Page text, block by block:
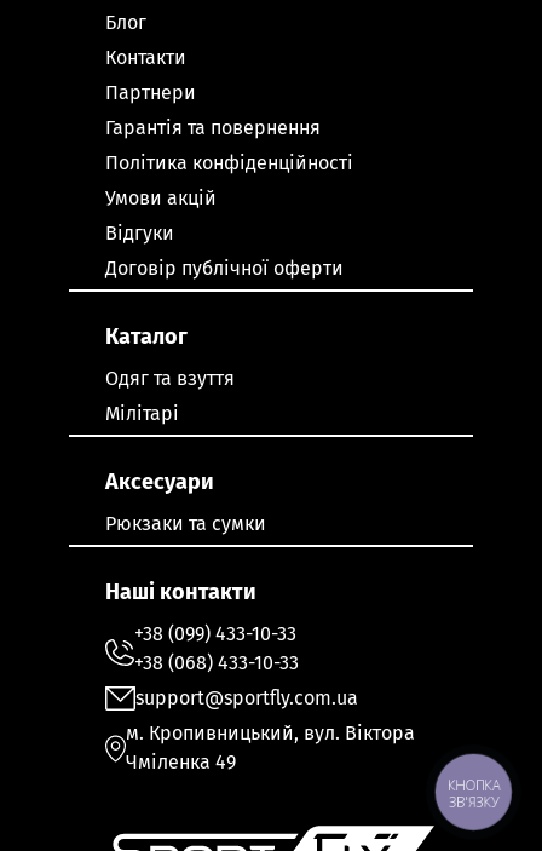
Блог
Контакти
Партнери
Гарантія та повернення
Політика конфіденційності
Умови акцій
Відгуки
Договір публічної оферти
Каталог
Одяг та взуття
Мілітарі
Аксесуари
Рюкзаки та сумки
Наші контакти
+38 (099) 433-10-33
+38 (068) 433-10-33
support@sportfly.com.ua
м. Кропивницький, вул. Віктора
Чміленка 49
КНОПКА
ЗВ'ЯЗКУ